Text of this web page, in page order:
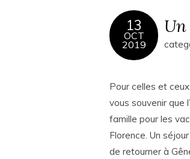
13
OCT
2019
Un
Pour celles et
vous souvenir que
famille pour les
Florence. Un
de retourner à